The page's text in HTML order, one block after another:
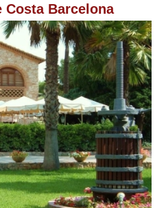
Costa Barcelona